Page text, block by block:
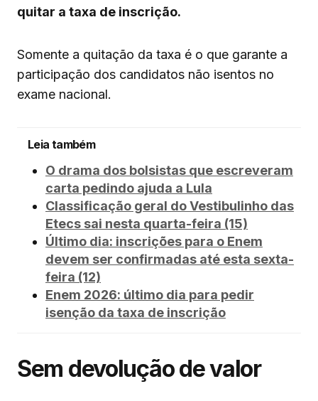
quitar a taxa de inscrição.
Somente a quitação da taxa é o que garante a
participação dos candidatos não isentos no
exame nacional.
Leia também
O drama dos bolsistas que escreveram
carta pedindo ajuda a Lula
Classificação geral do Vestibulinho das
Etecs sai nesta quarta-feira (15)
Último dia: inscrições para o Enem
devem ser confirmadas até esta sexta-
feira (12)
Enem 2026: último dia para pedir
isenção da taxa de inscrição
Sem devolução de valor